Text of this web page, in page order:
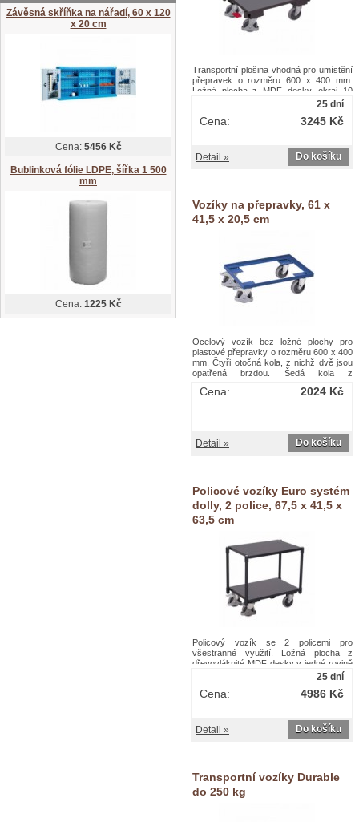
Transportní plošina vhodná pro umístění
přepravek o rozměru 600 x 400 mm.
Ložná plocha z MDF desky, okraj 10
mm. Čtyři otočná kola, z nichž dvě jsou
termoplastické pryže nezanechávající
nohou.Transportní plošiny, do 250 kg,
10mm hrana, 67,5 x 41,5 x 23,5 cm
25 dní
3245 Kč
Cena:
Do košíku
Detail »
Vozíky na přepravky, 61 x
41,5 x 20,5 cm
Ocelový vozík bez ložné plochy pro
plastové přepravky o rozměru 600 x 400
mm. Čtyři otočná kola, z nichž dvě jsou
opatřená brzdou. Šedá kola z
stopy na plastovém ráfku s přesnými
2024 Kč
Cena:
Do košíku
Detail »
Policové vozíky Euro systém
dolly, 2 police, 67,5 x 41,5 x
63,5 cm
Policový vozík se 2 policemi pro
všestranné využití. Ložná plocha z
dřevovláknité MDF desky v jedné rovině
s kovovým rámem. Možnost umístění
400 mm. Čtyři otočná kola, z nichž dvě
stopy na plastovém ráfku s přesnými
kuličkovými ložisky, ochrana
25 dní
4986 Kč
Cena:
Do košíku
Detail »
Transportní vozíky Durable
do 250 kg
Závěsná skříňka na nářadí, 60 x 120
x 20 cm
Cena: 5456 Kč
Bublinková fólie LDPE, šířka 1 500
mm
Cena: 1225 Kč